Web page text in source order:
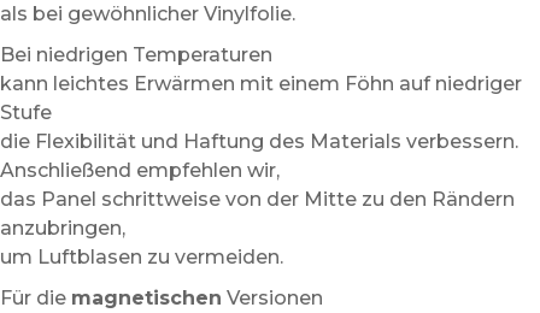
als bei gewöhnlicher Vinylfolie.
Bei niedrigen Temperaturen
kann leichtes Erwärmen mit einem Föhn auf niedriger
Stufe
die Flexibilität und Haftung des Materials verbessern.
Anschließend empfehlen wir,
das Panel schrittweise von der Mitte zu den Rändern
anzubringen,
um Luftblasen zu vermeiden.
Für die magnetischen Versionen